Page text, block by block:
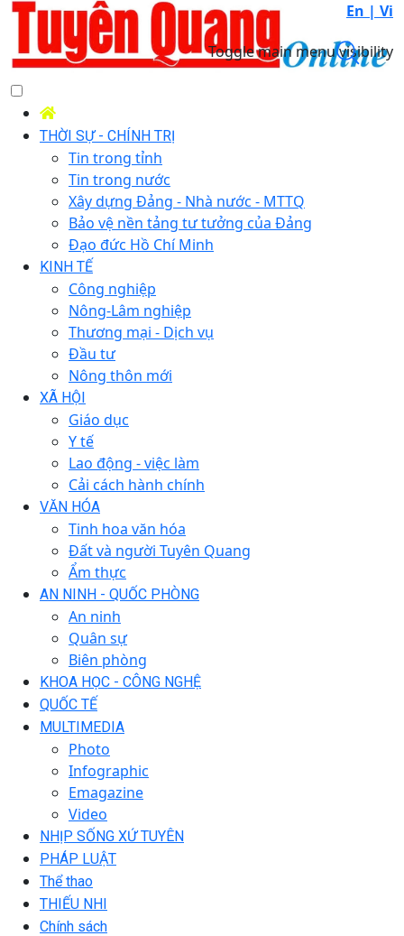
En | Vi
Toggle main menu visibility
THỜI SỰ - CHÍNH TRỊ
Tin trong tỉnh
Tin trong nước
Xây dựng Đảng - Nhà nước - MTTQ
Bảo vệ nền tảng tư tưởng của Đảng
Đạo đức Hồ Chí Minh
KINH TẾ
Công nghiệp
Nông-Lâm nghiệp
Thương mại - Dịch vụ
Đầu tư
Nông thôn mới
XÃ HỘI
Giáo dục
Y tế
Lao động - việc làm
Cải cách hành chính
VĂN HÓA
Tinh hoa văn hóa
Đất và người Tuyên Quang
Ẩm thực
AN NINH - QUỐC PHÒNG
An ninh
Quân sự
Biên phòng
KHOA HỌC - CÔNG NGHỆ
QUỐC TẾ
MULTIMEDIA
Photo
Infographic
Emagazine
Video
NHỊP SỐNG XỨ TUYÊN
PHÁP LUẬT
Thể thao
THIẾU NHI
Chính sách